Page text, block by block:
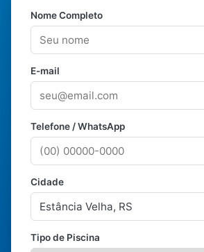
Nome Completo
E-mail
Telefone / WhatsApp
Cidade
Tipo de Piscina